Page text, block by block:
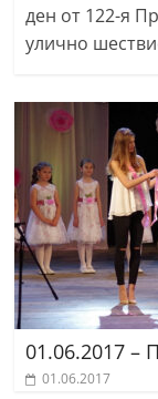
ден от 122-я
улично
01.06.2017 –
01.06.2017